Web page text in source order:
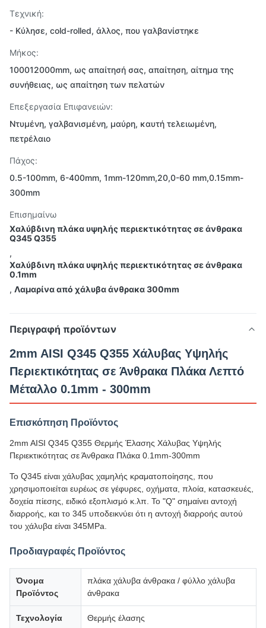
Τεχνική:
- Κύλησε, cold-rolled, άλλος, που γαλβανίστηκε
Μήκος:
100012000mm, ως απαίτησή σας, απαίτηση, αίτημα της
συνήθειας, ως απαίτηση των πελατών
Επεξεργασία Επιφανειών:
Ντυμένη, γαλβανισμένη, μαύρη, καυτή τελειωμένη,
πετρέλαιο
Πάχος:
0.5-100mm, 6-400mm, 1mm-120mm,20,0-60 mm,0.15mm-
300mm
Επισημαίνω
Χαλύβδινη πλάκα υψηλής περιεκτικότητας σε άνθρακα
Q345 Q355
,
Χαλύβδινη πλάκα υψηλής περιεκτικότητας σε άνθρακα
0.1mm
, Λαμαρίνα από χάλυβα άνθρακα 300mm
Περιγραφή προϊόντων
2mm AISI Q345 Q355 Χάλυβας Υψηλής
Περιεκτικότητας σε Άνθρακα Πλάκα Λεπτό
Μέταλλο 0.1mm - 300mm
Επισκόπηση Προϊόντος
2mm AISI Q345 Q355 Θερμής Έλασης Χάλυβας Υψηλής
Περιεκτικότητας σε Άνθρακα Πλάκα 0.1mm-300mm
Το Q345 είναι χάλυβας χαμηλής κραματοποίησης, που
χρησιμοποιείται ευρέως σε γέφυρες, οχήματα, πλοία, κατασκευές,
δοχεία πίεσης, ειδικό εξοπλισμό κ.λπ. Το "Q" σημαίνει αντοχή
διαρροής, και το 345 υποδεικνύει ότι η αντοχή διαρροής αυτού
του χάλυβα είναι 345MPa.
Προδιαγραφές Προϊόντος
Όνομα
Προϊόντος
πλάκα χάλυβα άνθρακα / φύλλο χάλυβα
άνθρακα
Τεχνολογία Θερμής έλασης